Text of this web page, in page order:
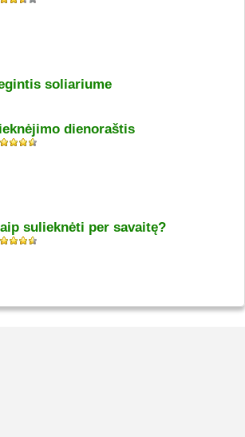
soliariume
dienoraštis
sulieknėti per savaitę?